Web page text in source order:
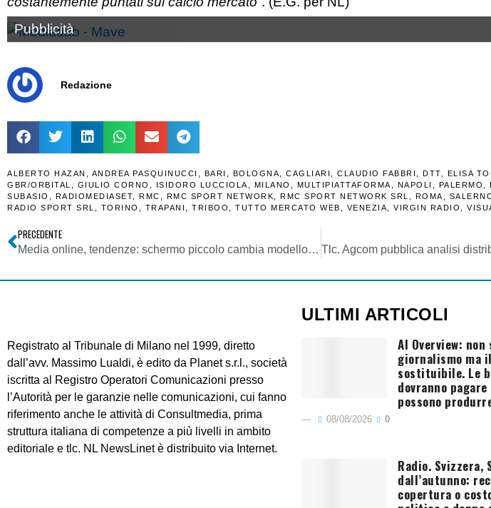
Pubblicità
Redazione
ALBERTO HAZAN ANDREA PASQUINUCCI BARI BOLOGNA CAGLIARI CLAUDIO FABBRI DTT ELISA
GBR/ORBITAL
GIULIO CORNO ISIDORO LUCCIOLA MILANO MULTIPIATTAFORMA NAPOLI PALERMO
SUBASIO
RADIOMEDIASET RMC RMC SPORT NETWORK RMC SPORT NETWORK SRL ROMA
RADIO SPORT SRL
TORINO TRAPANI TRIBOO TUTTO MERCATO WEB VENEZIA VIRGIN RADIO
PRECEDENTE
Media online, tendenze: schermo piccolo cambia modello news, display adv sempre meno importante, crollo credibilità social causa fake news
Registrato al Tribunale di Milano nel 1999, diretto
dall’avv. Massimo Lualdi, è edito da Planet s.r.l., società
iscritta al Registro Operatori Comunicazioni presso
l’Autorità per le garanzie nelle comunicazioni, cui fanno
riferimento anche le attività di Consultmedia, prima
struttura italiana di competenze a più livelli in ambito
editoriale e tlc. NL NewsLinet è distribuito via Internet.
ULTIMI ARTICOLI
AI Overview:
giornalismo ma
sostituibile. Le
dovranno
possono
08/08/2026 0
Radio. Svizzera,
dall’autunno:
copertura o